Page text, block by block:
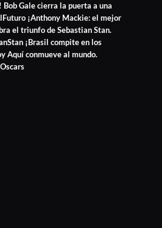
Bob Gale cierra la puerta a una
¡Anthony Mackie: el mejor
el triunfo de Sebastian Stan.
¡Brasil compite en los
Aquí conmueve al mundo.